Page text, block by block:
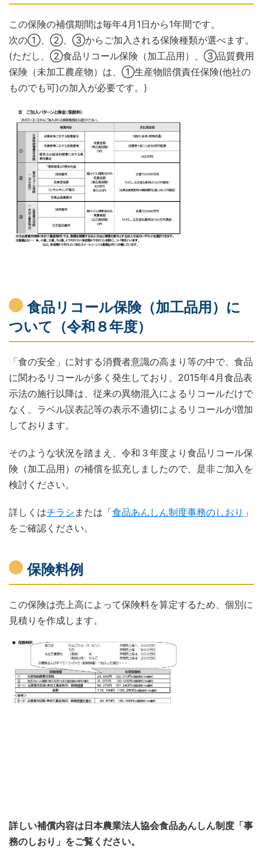
この保険の補償期間は毎年4月1日から1年間です。
次の①、②、③からご加入される保険種類が選べます。
(ただし、②食品リコール保険（加工品用）、③品質費用
保険（未加工農産物）は、①生産物賠償責任保険(他社の
ものでも可)の加入が必要です。)
食品リコール保険（加工品用）に
ついて（令和８年度）
「食の安全」に対する消費者意識の高まり等の中で、食品
に関わるリコールが多く発生しており、2015年4月食品表
示法の施行以降は、従来の異物混入によるリコールだけで
なく、ラベル誤表記等の表示不適切によるリコールが増加
しております。
そのような状況を踏まえ、令和３年度より食品リコール保
険（加工品用）の補償を拡充しましたので、是非ご加入を
検討ください。
詳しくはチラシ または「食品あんしん制度事務のしおり 」
をご確認ください。
保険料例
この保険は売上高によって保険料を算定するため、個別に
見積りを作成します。
詳しい補償内容は日本農業法人協会食品あんしん制度「事
務のしおり」をご覧ください。